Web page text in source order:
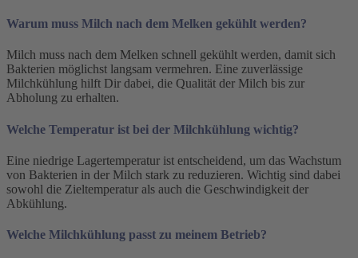
Warum muss Milch nach dem Melken gekühlt werden?
Milch muss nach dem Melken schnell gekühlt werden, damit sich
Bakterien möglichst langsam vermehren. Eine zuverlässige
Milchkühlung hilft Dir dabei, die Qualität der Milch bis zur
Abholung zu erhalten.
Welche Temperatur ist bei der Milchkühlung wichtig?
Eine niedrige Lagertemperatur ist entscheidend, um das Wachstum
von Bakterien in der Milch stark zu reduzieren. Wichtig sind dabei
sowohl die Zieltemperatur als auch die Geschwindigkeit der
Abkühlung.
Welche Milchkühlung passt zu meinem Betrieb?